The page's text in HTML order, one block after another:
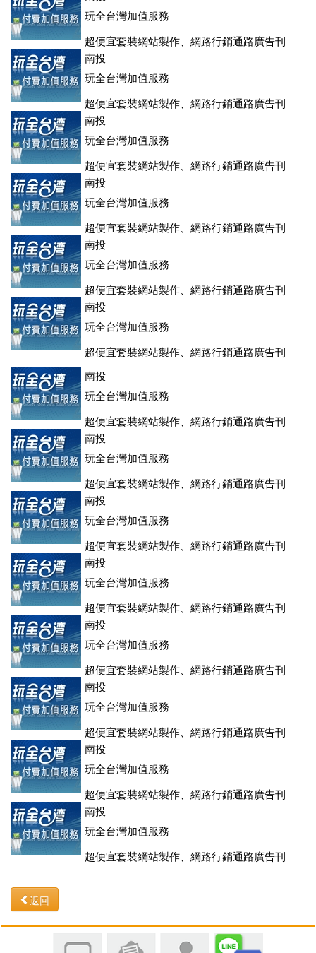
玩全台灣加值服務
超便宜套裝網站製作、網路行銷通路廣告刊
登、訂房系統、客房委託旅行社銷售，全面優惠中....
南投
玩全台灣加值服務
超便宜套裝網站製作、網路行銷通路廣告刊
登、訂房系統、客房委託旅行社銷售，全面優惠中....
南投
玩全台灣加值服務
超便宜套裝網站製作、網路行銷通路廣告刊
登、訂房系統、客房委託旅行社銷售，全面優惠中....
南投
玩全台灣加值服務
超便宜套裝網站製作、網路行銷通路廣告刊
登、訂房系統、客房委託旅行社銷售，全面優惠中....
南投
玩全台灣加值服務
超便宜套裝網站製作、網路行銷通路廣告刊
登、訂房系統、客房委託旅行社銷售，全面優惠中....
南投
玩全台灣加值服務
超便宜套裝網站製作、網路行銷通路廣告刊
登、訂房系統、客房委託旅行社銷售，全面優惠中....
南投
玩全台灣加值服務
超便宜套裝網站製作、網路行銷通路廣告刊
登、訂房系統、客房委託旅行社銷售，全面優惠中....
南投
玩全台灣加值服務
超便宜套裝網站製作、網路行銷通路廣告刊
登、訂房系統、客房委託旅行社銷售，全面優惠中....
南投
玩全台灣加值服務
超便宜套裝網站製作、網路行銷通路廣告刊
登、訂房系統、客房委託旅行社銷售，全面優惠中....
南投
玩全台灣加值服務
超便宜套裝網站製作、網路行銷通路廣告刊
登、訂房系統、客房委託旅行社銷售，全面優惠中....
南投
玩全台灣加值服務
超便宜套裝網站製作、網路行銷通路廣告刊
登、訂房系統、客房委託旅行社銷售，全面優惠中....
南投
玩全台灣加值服務
超便宜套裝網站製作、網路行銷通路廣告刊
登、訂房系統、客房委託旅行社銷售，全面優惠中....
南投
玩全台灣加值服務
超便宜套裝網站製作、網路行銷通路廣告刊
登、訂房系統、客房委託旅行社銷售，全面優惠中....
南投
玩全台灣加值服務
超便宜套裝網站製作、網路行銷通路廣告刊
返回